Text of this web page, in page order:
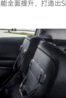
全面提升，打造出